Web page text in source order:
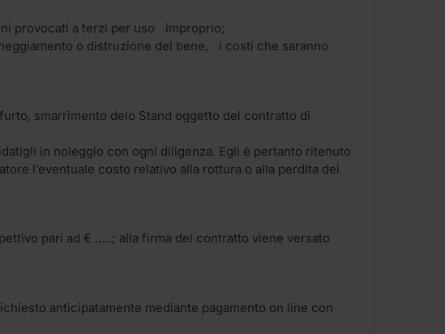
provocati a terzi per uso improprio;
o distruzione del bene, i costi che saranno
smarrimento delo Stand oggetto del contratto di
in noleggio con ogni diligenza. Egli è pertanto ritenuto
l’eventuale costo relativo alla rottura o alla perdita dei
pari ad € …..; alla firma del contratto viene versato
anticipatamente mediante pagamento on line con